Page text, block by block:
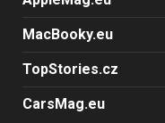
MacBooky.eu
TopStories.cz
CarsMag.eu